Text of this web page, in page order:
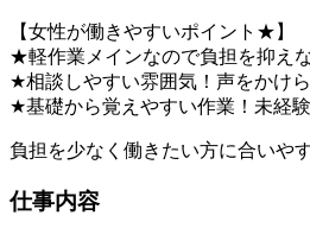
【女性が働きやすいポイント★】
★軽作業メインなので負担を抑え
★相談しやすい雰囲気！声をかけ
★基礎から覚えやすい作業！未経
負担を少なく働きたい方に合いや
仕事内容